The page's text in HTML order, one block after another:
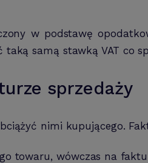
w podstawę
samą stawką VAT co
sprzedaży
nimi kupującego.
towaru, wówczas na